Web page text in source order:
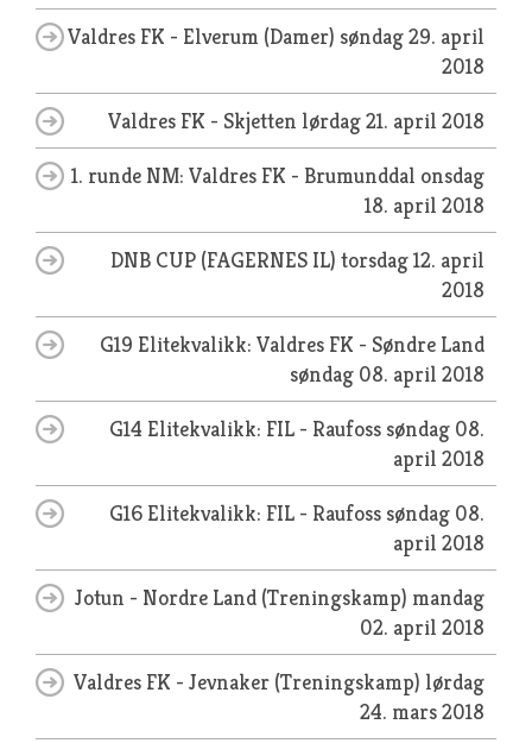
Valdres FK - Elverum (Damer) søndag 29. april
2018
Valdres FK - Skjetten lørdag 21. april 2018
1. runde NM: Valdres FK - Brumunddal onsdag
18. april 2018
DNB CUP (FAGERNES IL) torsdag 12. april
2018
G19 Elitekvalikk: Valdres FK - Søndre Land
søndag 08. april 2018
G14 Elitekvalikk: FIL - Raufosssøndag 08.
april 2018
G16 Elitekvalikk: FIL - Raufosssøndag 08.
april 2018
Jotun - Nordre Land (Treningskamp) mandag
02. april 2018
Valdres FK - Jevnaker (Treningskamp) lørdag
24. mars 2018